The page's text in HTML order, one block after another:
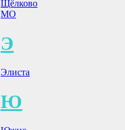
Щёлково
МО
Э
Элиста
Ю